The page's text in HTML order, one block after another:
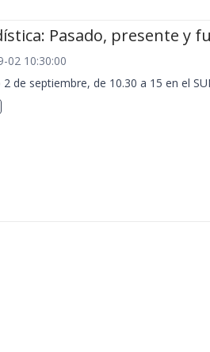
Pasado, presente y
02 10:30:00
2 de septiembre, de 10.30 a 15 en el